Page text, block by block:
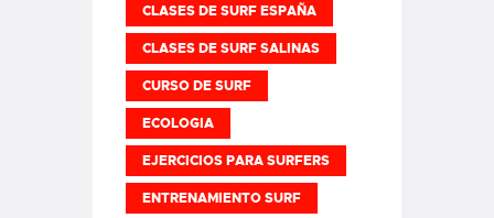
CLASES DE SURF ESPAÑA
CLASES DE SURF SALINAS
CURSO DE SURF
ECOLOGIA
EJERCICIOS PARA SURFERS
ENTRENAMIENTO SURF